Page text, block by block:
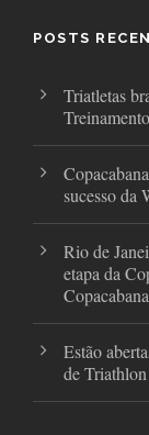
k
a
POSTS
Triatletas
sucesso da
Rio de
etapa da
Copacabana
Estão
de